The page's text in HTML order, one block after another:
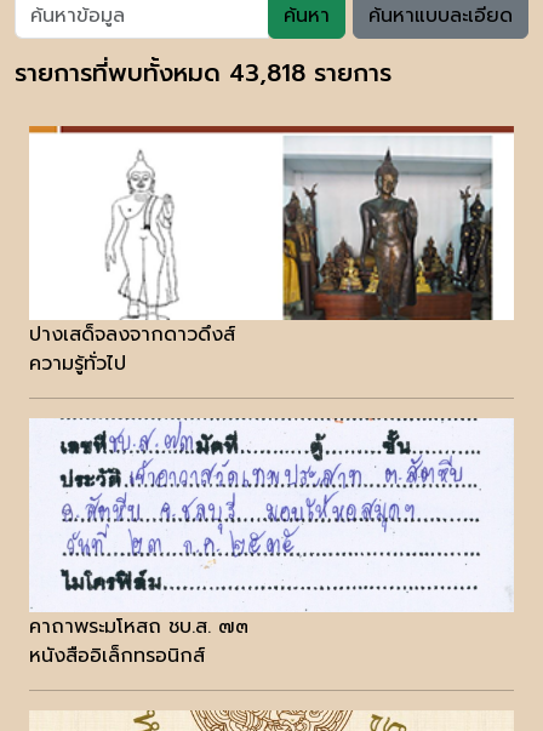
ค้นหา ค้นหาแบบละเอียด
รายการที่พบทั้งหมด 43,818 รายการ
ปางเสด็จลงจากดาวดึงส์
ความรู้ทั่วไป
คาถาพระมโหสถ ชบ.ส. ๗๓
หนังสืออิเล็กทรอนิกส์